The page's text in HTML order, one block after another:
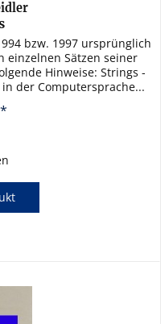
bzw. 1997 ursprünglich
einzelnen Sätzen seiner
Hinweise: Strings -
der Computersprache...